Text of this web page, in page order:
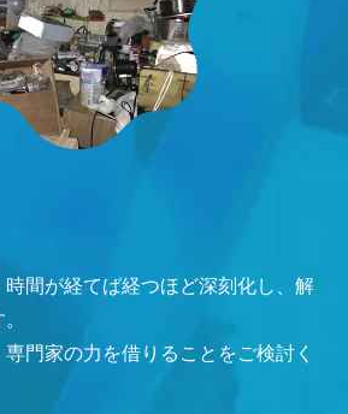
時間が経てば経つほど深刻化し、解
門家の力を借りることをご検討く